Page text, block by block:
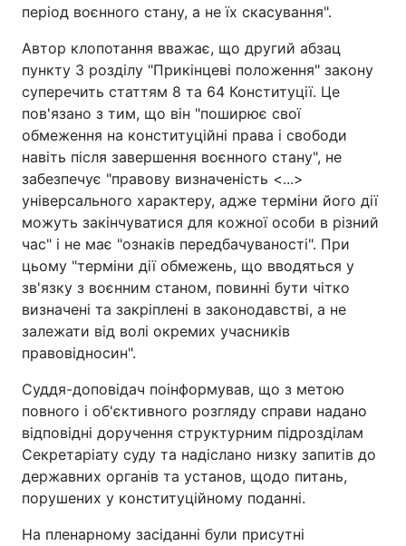
період воєнного стану, а не їх скасування".
Автор клопотання вважає, що другий абзац
пункту 3 розділу "Прикінцеві положення" закону
суперечить статтям 8 та 64 Конституції. Це
пов'язано з тим, що він "поширює свої
обмеження на конституційні права і свободи
навіть після завершення воєнного стану", не
забезпечує "правову визначеність <...>
універсального характеру, адже терміни його дії
можуть закінчуватися для кожної особи в різний
час" і не має "ознаків передбачуваності". При
цьому "терміни дії обмежень, що вводяться у
зв'язку з воєнним станом, повинні бути чітко
визначені та закріплені в законодавстві, а не
залежати від волі окремих учасників
правовідносин".
Суддя-доповідач поінформував, що з метою
повного і об'єктивного розгляду справи надано
відповідні доручення структурним підрозділам
Секретаріату суду та надіслано низку запитів до
державних органів та установ, щодо питань,
порушених у конституційному поданні.
На пленарному засіданні були присутні